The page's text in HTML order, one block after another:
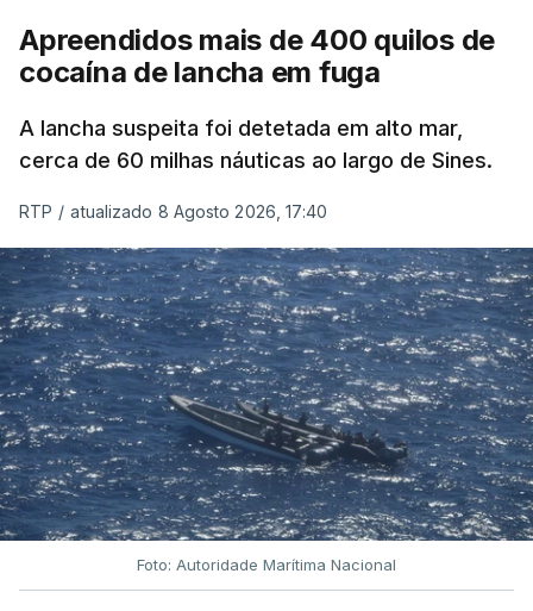
Apreendidos mais de 400 quilos de
cocaína de lancha em fuga
A lancha suspeita foi detetada em alto mar,
cerca de 60 milhas náuticas ao largo de Sines.
RTP / atualizado 8 Agosto 2026, 17:40
Foto: Autoridade Marítima Nacional